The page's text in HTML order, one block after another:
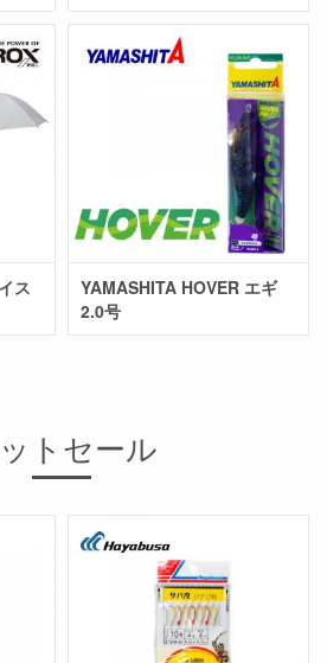
ス
YAMASHITA HOVER エギ
2.0号
トセール